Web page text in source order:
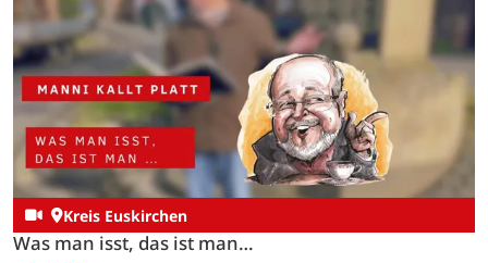
Kreis Euskirchen
Was man isst, das ist man…